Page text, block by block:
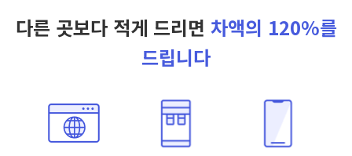
다른 곳보다 적게 드리면 차액의 120%를
드립니다